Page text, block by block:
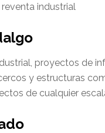
industrial
proyectos de
y estructuras
de cualquier